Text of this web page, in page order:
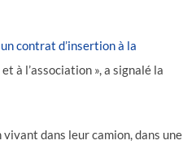
contrat d’insertion à la
à l’association », a signalé la
dans leur camion, dans une